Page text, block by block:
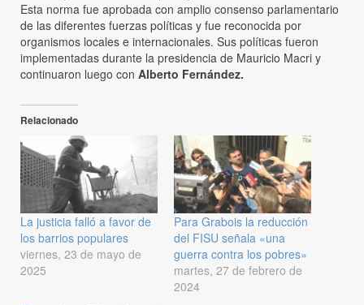
Esta norma fue aprobada con amplio consenso parlamentario
de las diferentes fuerzas políticas y fue reconocida por
organismos locales e internacionales. Sus políticas fueron
implementadas durante la presidencia de Mauricio Macri y
continuaron luego con Alberto Fernández.
Relacionado
La justicia falló a favor de
los barrios populares
viernes, 23 de mayo de
2025
Para Grabois la reducción
del FISU señala «una
guerra contra los pobres»
martes, 27 de febrero de
2024